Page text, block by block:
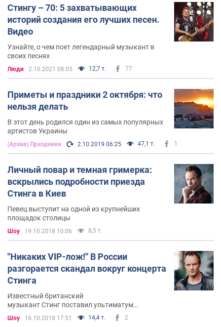
Стингу – 70: 5 захватывающих
историй создания его лучших песен.
Видео
Узнайте, о чем поет легендарный музыкант в
своих песнях
Люди 2.10.2021 08:05 12,7 т. 77
Приметы и праздники 2 октября: что
нельзя делать
В этот день родился один из самых популярных
артистов Украины
(Архив) Праздники 2.10.2019 06:25 47,1 т. 1
Личный повар и темная гримерка:
вскрылись подробности приезда
Стинга в Киев
Певец выступит на одной из крупнейших
площадок столицы
Шоу 19.10.2018 10:06 8,5 т.
''Никаких VIP-лож!'' В России
разгорается скандал вокруг концерта
Стинга
Известный британский
музыкант Стинг поставил ультиматум
организаторам его российских концертов
Шоу 16.10.2018 17:51 14,4 т. 2